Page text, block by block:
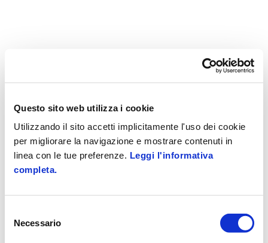
Questo sito web utilizza i cookie
Utilizzando il sito accetti implicitamente l'uso dei cookie
per migliorare la navigazione e mostrare contenuti in
linea con le tue preferenze. Leggi l'informativa
completa.
delNecessario